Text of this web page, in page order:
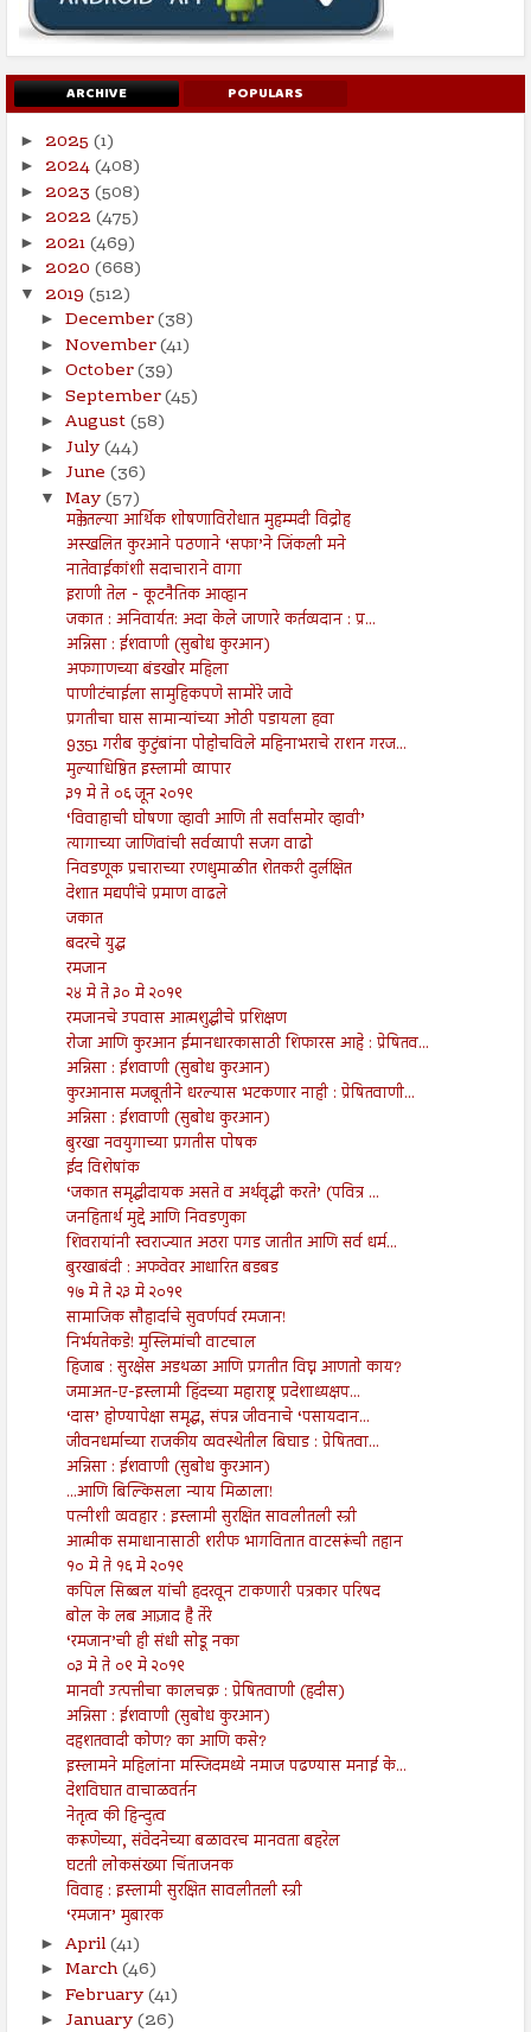
ARCHIVE POPULARS
► 2025 (1)
► 2024(408)
► 2023 (508)
► 2022 (475)
► 2021(469)
► 2020 (668)
▼ 2019 (512)
► December(38)
► November(41)
► October(39)
► September(45)
► August(58)
► July(44)
► June (36)
▼ May(57)
मक्केतल्या आर्थिक शोषणाविरोधात मुहम्मदी विद्रोह
अस्खलित कुरआने पठणाने ‘सफा’ने जिंकली मने
नातेवाईकांशी सदाचाराने वागा
इराणी तेल - कूटनैतिक आव्हान
जकात : अनिवार्यत: अदा केले जाणारे कर्तव्यदान : प्र...
अन्निसा : ईशवाणी (सुबोध कुरआन)
अफगाणच्या बंडखोर महिला
पाणीटंचाईला सामुहिकपणे सामोरे जावे
प्रगतीचा घास सामान्यांच्या ओठी पडायला हवा
9351 गरीब कुटुंबांना पोहोचविले महिनाभराचे राशन गरज...
मुल्याधिष्ठित इस्लामी व्यापार
३१ मे ते ०६ जून २०१९
‘विवाहाची घोषणा व्हावी आणि ती सर्वांसमोर व्हावी’
त्यागाच्या जाणिवांची सर्वव्यापी सजग वाढो
निवडणूक प्रचाराच्या रणधुमाळीत शेतकरी दुर्लक्षित
देशात मद्यपींचे प्रमाण वाढले
जकात
बदरचे युद्ध
रमजान
२४ मे ते ३० मे २०१९
रमजानचे उपवास आत्मशुद्धीचे प्रशिक्षण
रोजा आणि कुरआन ईमानधारकासाठी शिफारस आहे : प्रेषितव...
अन्निसा : ईशवाणी (सुबोध कुरआन)
कुरआनास मजबूतीने धरल्यास भटकणार नाही : प्रेषितवाणी...
अन्निसा : ईशवाणी (सुबोध कुरआन)
बुरखा नवयुगाच्या प्रगतीस पोषक
ईद विशेषांक
‘जकात समृद्धीदायक असते व अर्थवृद्धी करते’ (पवित्र ...
जनहितार्थ मुद्दे आणि निवडणुका
शिवरायांनी स्वराज्यात अठरा पगड जातीत आणि सर्व धर्म...
बुरखाबंदी : अफवेवर आधारित बडबड
१७ मे ते २३ मे २०१९
सामाजिक सौहार्दाचे सुवर्णपर्व रमजान!
निर्भयतेकडे! मुस्लिमांची वाटचाल
हिजाब : सुरक्षेस अडथळा आणि प्रगतीत विघ्न आणतो काय?
जमाअत-ए-इस्लामी हिंदच्या महाराष्ट्र प्रदेशाध्यक्षप...
‘दास’ होण्यापेक्षा समृद्ध, संपन्न जीवनाचे ‘पसायदान...
जीवनधर्माच्या राजकीय व्यवस्थेतील बिघाड : प्रेषितवा...
अन्निसा : ईशवाणी (सुबोध कुरआन)
...आणि बिल्किसला न्याय मिळाला!
पत्नीशी व्यवहार : इस्लामी सुरक्षित सावलीतली स्त्री
आत्मीक समाधानासाठी शरीफ भागवितात वाटसरूंची तहान
१० मे ते १६ मे २०१९
कपिल सिब्बल यांची हदरवून टाकणारी पत्रकार परिषद
बोल के लब आज़ाद है तेरे
‘रमजान’ची ही संधी सोडू नका
०३ मे ते ०९ मे २०१९
मानवी उत्पत्तीचा कालचक्र : प्रेषितवाणी (हदीस)
अन्निसा : ईशवाणी (सुबोध कुरआन)
दहशतवादी कोण? का आणि कसे?
इस्लामने महिलांना मस्जिदमध्ये नमाज पढण्यास मनाई के...
देशविघात वाचाळवर्तन
नेतृत्व की हिन्दुत्व
करूणेच्या, संवेदनेच्या बळावरच मानवता बहरेल
घटती लोकसंख्या चिंताजनक
विवाह : इस्लामी सुरक्षित सावलीतली स्त्री
‘रमजान’ मुबारक
► April(41)
► March(46)
► February(41)
► January(26)